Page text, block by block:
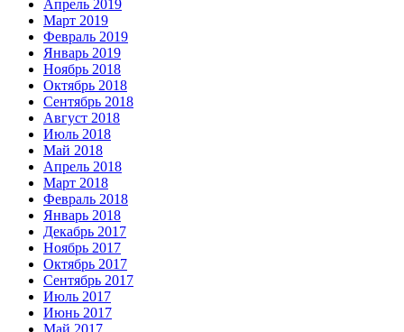
Апрель 2019
Март 2019
Февраль 2019
Январь 2019
Ноябрь 2018
Октябрь 2018
Сентябрь 2018
Август 2018
Июль 2018
Май 2018
Апрель 2018
Март 2018
Февраль 2018
Январь 2018
Декабрь 2017
Ноябрь 2017
Октябрь 2017
Сентябрь 2017
Июль 2017
Июнь 2017
Май 2017